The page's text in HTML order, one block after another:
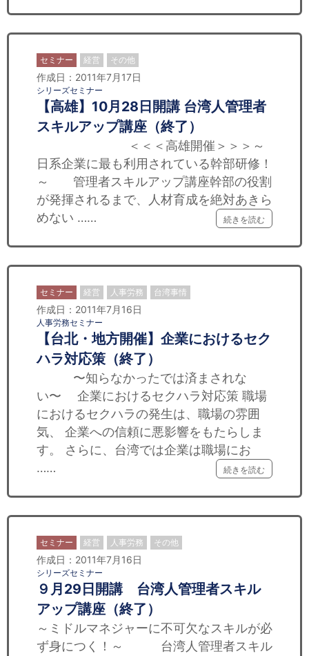
セミナー 経営 その他
作成日：2011年7月17日
シリーズセミナー
【高雄】10月28日開講 台湾人管理者
スキルアップ講座（終了）
＜＜＜高雄開催＞＞＞～
日系企業に最も利用されている幹部研修！
～ 管理者スキルアップ講座幹部の役割
が発揮されるまで、人材育成を絶対あきら
めない ……
続きを読む
セミナー 経営 人事労務 台湾事情
作成日：2011年7月16日
人事労務セミナー
【台北・地方開催】企業におけるセク
ハラ対応策（終了）
〜知らなかったでは済まされな
い〜 企業におけるセクハラ対応策 職場
におけるセクハラの発生は、職場の雰囲
気、 企業への信頼に悪影響をもたらしま
す。 さらに、台湾では企業は職場にお
……
続きを読む
セミナー 経営 人事労務 その他
作成日：2011年7月16日
シリーズセミナー
９月29日開講 台湾人管理者スキル
アップ講座（終了）
～ミドルマネジャーに不可欠なスキルが必
ず身につく！～ 台湾人管理者スキル